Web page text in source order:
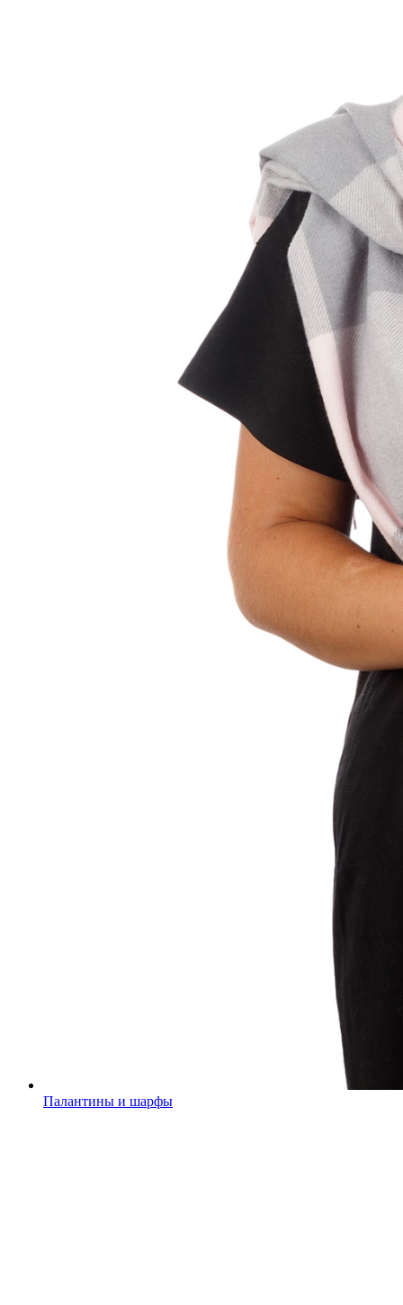
Палантины и шарфы